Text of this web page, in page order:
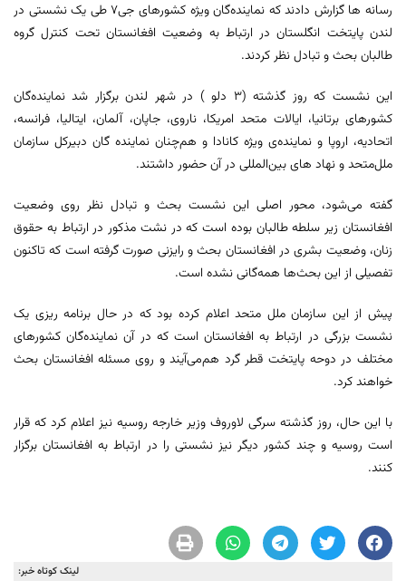
رسانه ها گزارش دادند که نماینده‌گان ویژه کشورهای جی‌۷ طی یک نشستی در
لندن پایتخت انگلستان در ارتباط به وضعیت افغانستان تحت کنترل گروه
طالبان بحث و تبادل نظر کردند.
این نشست که روز گذشته (۳ دلو ) در شهر لندن برگزار شد نماینده‌گان
کشورهای برتانیا، ایالات متحد امریکا، ناروی، جاپان، آلمان، ایتالیا، فرانسه،
اتحادیه، اروپا و نماینده‌ی ویژه کانادا و هم‌چنان نماینده گان دبیرکل سازمان
ملل‌متحد و نهاد های بین‌المللی در آن حضور داشتند.
گفته می‌شود، محور اصلی این نشست بحث و تبادل نظر روی وضعیت
افغانستان زیر سلطه طالبان بوده است که در نشت مذکور در ارتباط به حقوق
زنان، وضعیت بشری در افغانستان بحث و رایزنی صورت گرفته است که تاکنون
تفصیلی از این بحث‌ها همه‌گانی نشده است.
پیش از این سازمان ملل متحد اعلام کرده بود که در حال برنامه ریزی یک
نشست بزرگی در ارتباط به افغانستان است که در آن نماینده‌گان کشورهای
مختلف در دوحه پایتخت قطر گرد هم‌می‌آیند و روی مسئله افغانستان بحث
خواهند کرد.
با این حال، روز گذشته سرگی لاوروف وزیر خارجه روسیه نیز اعلام کرد که قرار
است روسیه و چند کشور دیگر نیز نشستی را در ارتباط به افغانستان برگزار
کنند.
لینک کوتاه خبر: